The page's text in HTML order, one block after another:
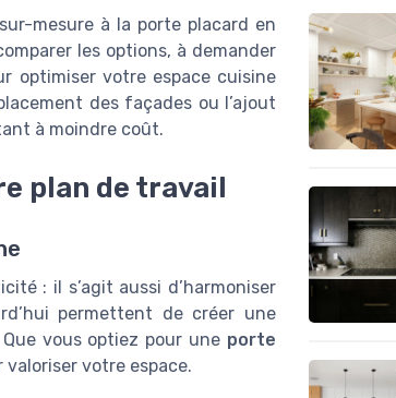
mesure à la porte placard en
les options, à demander
optimiser votre espace cuisine
des façades ou l’ajout
à moindre coût.
plan de travail
: il s’agit aussi d’harmoniser
permettent de créer une
Que vous optiez pour une porte
votre espace.